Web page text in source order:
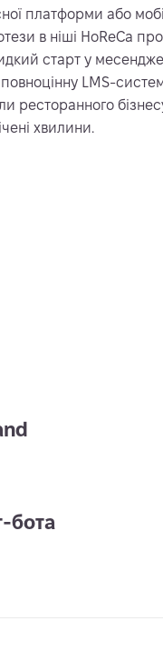
платформи або
в ніші HoReCa
старт у
LMS-
ресторанного
хвилини.
бота